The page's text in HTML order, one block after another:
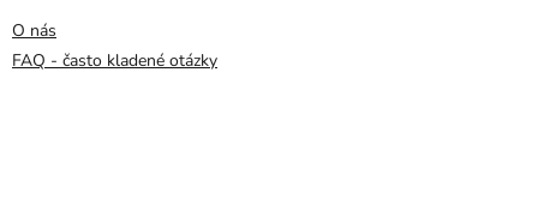
O nás
FAQ - často kladené otázky